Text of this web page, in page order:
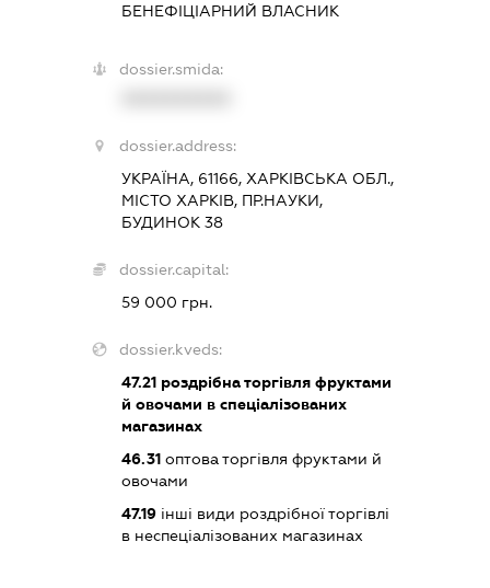
БЕНЕФІЦІАРНИЙ ВЛАСНИК
dossier.smida:
dossier.address:
УКРАЇНА, 61166, ХАРКІВСЬКА ОБЛ.,
МІСТО ХАРКІВ, ПР.НАУКИ,
БУДИНОК 38
dossier.capital:
59 000 грн.
dossier.kveds:
47.21роздрібна торгівля фруктами
й овочами в спеціалізованих
магазинах
46.31оптова торгівля фруктами й
овочами
47.19інші види роздрібної торгівлі
в неспеціалізованих магазинах